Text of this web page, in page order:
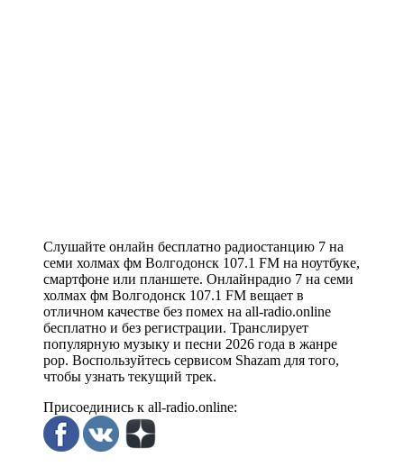
Слушайте онлайн бесплатно радиостанцию 7 на
семи холмах фм Волгодонск 107.1 FM на ноутбуке,
смартфоне или планшете. Онлайнрадио 7 на семи
холмах фм Волгодонск 107.1 FM вещает в
отличном качестве без помех на all-radio.online
бесплатно и без регистрации. Транслирует
популярную музыку и песни 2026 года в жанре
pop. Воспользуйтесь сервисом Shazam для того,
чтобы узнать текущий трек.
Присоединись к all-radio.online: